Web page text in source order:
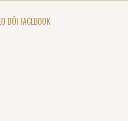
DÕI FACEBOOK